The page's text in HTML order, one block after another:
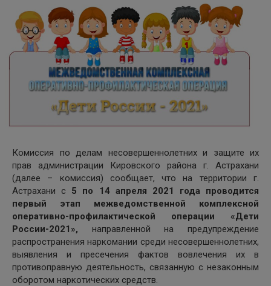
Комиссия по делам несовершеннолетних и защите их
прав администрации Кировского района г. Астрахани
(далее – комиссия) сообщает, что на территории г.
Астрахани с 5 по 14 апреля 2021 года проводится
первый этап межведомственной комплексной
оперативно-профилактической операции «Дети
России-2021», направленной на предупреждение
распространения наркомании среди несовершеннолетних,
выявления и пресечения фактов вовлечения их в
противоправную деятельность, связанную с незаконным
оборотом наркотических средств.